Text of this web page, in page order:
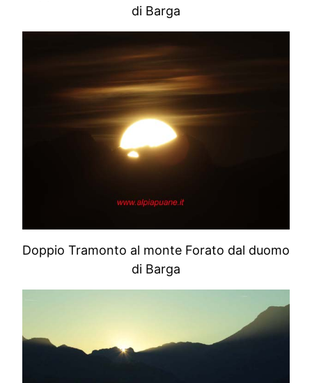
di Barga
Doppio Tramonto al monte Forato dal duomo
di Barga